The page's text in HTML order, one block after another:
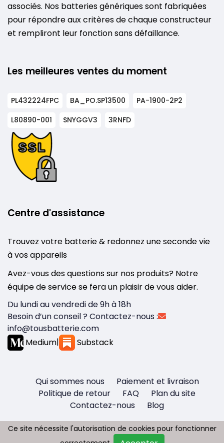
associés. Nos batteries génériques sont fabriquées
pour répondre aux critères de chaque constructeur
et rempliront leur fonction sans défaillance.
Les meilleures ventes du moment
PL432224FPC BA_PO.SP13500
PA-1900-2P2
L80890-001
SNYGGV3 3RNFD
Centre d'assistance
Trouvez votre batterie & redonnez une seconde vie
à vos appareils
Avez-vous des questions sur nos produits? Notre
équipe de service se fera un plaisir de vous aider.
Du lundi au vendredi de 9h à 18h
Besoin d’un conseil ? Contactez-nous :
info@tousbatterie.com
Medium| Substack
Qui sommes nous
Paiement et livraison
Politique de retour
FAQ
Plan du site
Contactez-nous
Blog
Ce site nécessite l'autorisation de cookies pour fonctionner
Ce site nécessite l'autorisation de cookies pour fonctionner